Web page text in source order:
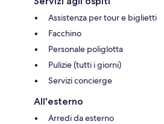
Assistenza per tour e biglietti
Facchino
Personale poliglotta
Pulizie (tutti i giorni)
Servizi concierge
All'esterno
Arredi da esterno